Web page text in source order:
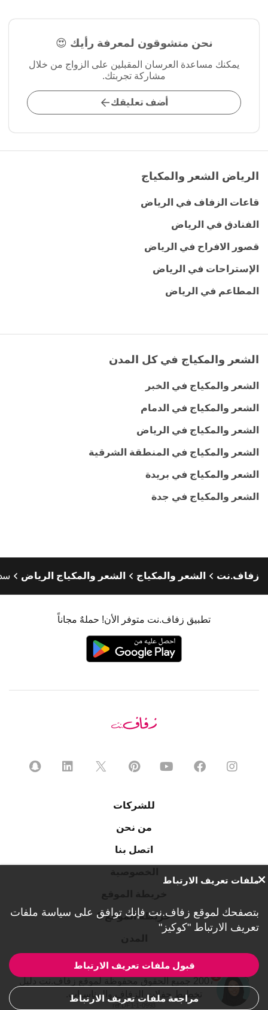
نحن متشوقون لمعرفة رأيك 😍
يمكنك مساعدة العرسان المقبلين على الزواج من خلال
مشاركة تجربتك.
أضف تعليقك
الرياض الشعر والمكياج
قاعات الزفاف في الرياض
الفنادق في الرياض
قصور الافراح في الرياض
الإستراحات في الرياض
المطاعم في الرياض
الشعر والمكياج في كل المدن
الشعر والمكياج في الخبر
الشعر والمكياج في الدمام
الشعر والمكياج في الرياض
الشعر والمكياج في المنطقة الشرقية
الشعر والمكياج في بريدة
الشعر والمكياج في جدة
زفاف.نت الشعر والمكياج الشعر والمكياج الرياض
تطبيق زفاف.نت متوفر الأن! حملهٌ مجاناً
للشركات
من نحن
اتصل بنا
خريطة الموقع 2
تخطيط حفلات الزفاف والمناسبات.
ref:DF1-1-0993
ملفات تعريف الارتباط
بتصفحك لموقع زفاف.نت فإنك توافق على سياسة ملفات
تعريف الارتباط "كوكيز"
قبول ملفات تعريف الارتباط
مراجعة ملفات تعريف الارتباط
1